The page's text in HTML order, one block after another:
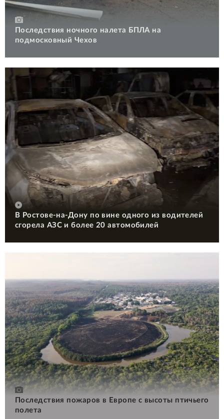
Последствия ночного налета БПЛА на
подмосковный Чехов
В Ростове-на-Дону по вине одного из водителей
сгорела АЗС и более 20 автомобилей
Последствия пожаров в Европе с высоты птичьего
полета